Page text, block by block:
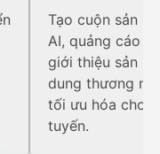
thương mại
Tạo cuộn sản
AI, quảng cáo
giới thiệu sản
dung thương
tối ưu hóa cho
tuyến.